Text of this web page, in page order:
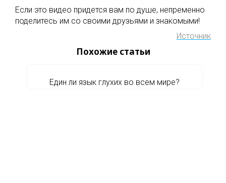
Если это видео придется вам по душе, непременно
поделитесь им со своими друзьями и знакомыми!
Источник
Похожие статьи
Един ли язык глухих во всем мире?